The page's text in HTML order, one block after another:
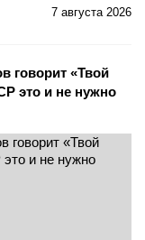
7 августа 2026
говорит «Твой
это и не нужно